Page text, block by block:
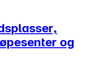
og